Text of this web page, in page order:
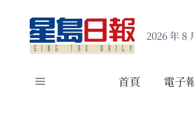
content
2026 年 8
首頁 電子